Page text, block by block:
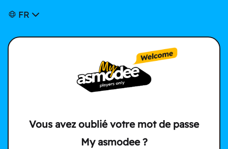
FR
Vous avez oublié votre mot de passe
My asmodee ?